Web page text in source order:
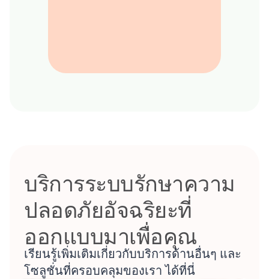
บริการระบบรักษาความ
ปลอดภัยอัจฉริยะที่
ออกแบบมาเพื่อคุณ
เรียนรู้เพิ่มเติมเกี่ยวกับบริการด้านอื่นๆ และ
โซลูชั่นที่ครอบคลุมของเรา ได้ที่นี่